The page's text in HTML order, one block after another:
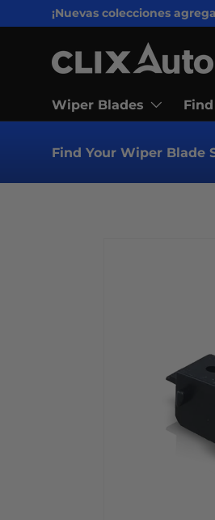
IR AL CONTENIDO
¡Nuevas colecciones
Wiper Blades
Find Your Wiper Blade